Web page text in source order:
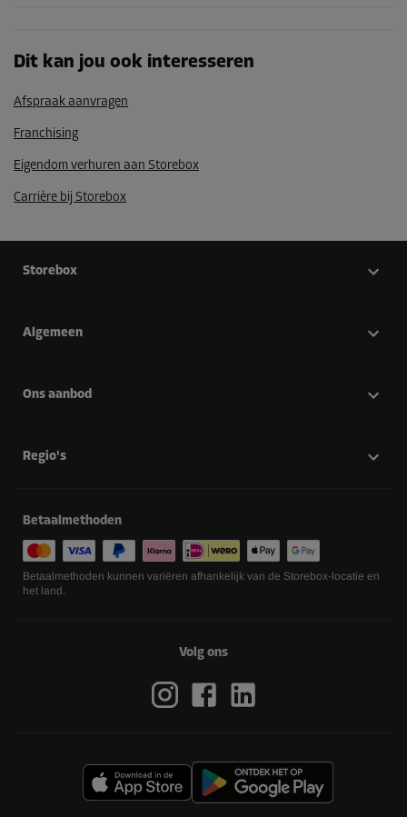
Dit kan jou ook interesseren
Afspraak aanvragen
Franchising
Eigendom verhuren aan Storebox
Carrière bij Storebox
Storebox
Algemeen
Ons aanbod
Regio's
Betaalmethoden
Betaalmethoden kunnen variëren afhankelijk van de Storebox-locatie en
het land.
Volg ons